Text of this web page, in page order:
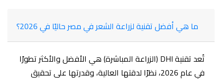
ما هي أفضل تقنية لزراعة الشعر في مصر حاليًا في 2026؟
تُعد تقنية DHI (الزراعة المباشرة) هي الأفضل والأكثر تطورًا
في عام 2026، نظرًا لدقتها العالية، وقدرتها على تحقيق